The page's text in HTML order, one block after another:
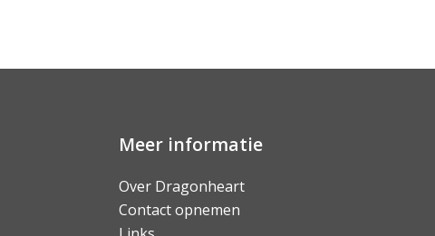
Meer informatie
Over Dragonheart
Contact opnemen